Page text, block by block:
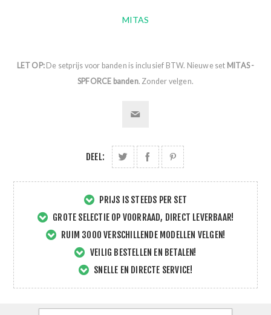
MITAS
LET OP: De setprijs voor banden is inclusief BTW. Nieuwe set MITAS -
SPFORCE banden. Zonder velgen.
DEEL:
PRIJS IS STEEDS PER SET
GROTE SELECTIE OP VOORRAAD, DIRECT LEVERBAAR!
RUIM 3000 VERSCHILLENDE MODELLEN VELGEN!
VEILIG BESTELLEN EN BETALEN!
SNELLE EN DIRECTE SERVICE!